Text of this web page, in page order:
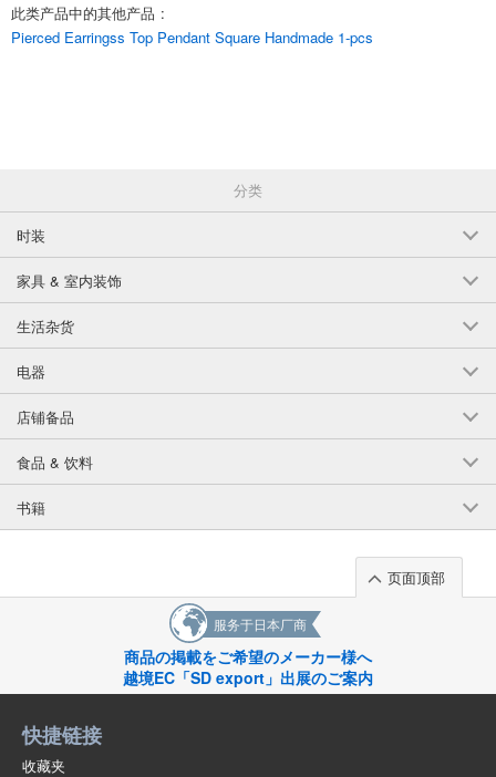
x 2 毫米
正方形，约 20 毫米 x 19 毫米（包括罐子）：罐子内径约 4 毫米 x 2 毫米
*重要提示~请仔细阅读。
由于**是海外产品且为手工制作，尺寸可能会有个别差别。
***由于是海外产品，可能会有细小划痕、污渍、缺口、变形和毛刺。
***请注意，宝石中可能会有气泡、内含物和小缺口。
*镜框部分可能会出现变形和浮动。
*根据收到的批次，即使产品颜色相同，颜色也可能略有不同。
*根据到货时间的不同，价格可能会略有差异。
*我们已尽量使照片的颜色接近实际产品，但根据您的电脑或显示器的不
同，颜色可能会略有差异。我们已尽量使照片的颜色接近实际产品，但由
于您的电脑或显示器的不同，颜色可能会略有差异。
此类产品中的其他产品 :
Pierced Earringss Top Pendant Square Handmade 1-pcs
分类
时装
家具 & 室内装饰
生活杂货
电器
店铺备品
食品 & 饮料
书籍
页面顶部
服务于日本厂商
商品の掲載をご希望のメーカー様へ
越境EC「SD export」出展のご案内
快捷链接
收藏夹